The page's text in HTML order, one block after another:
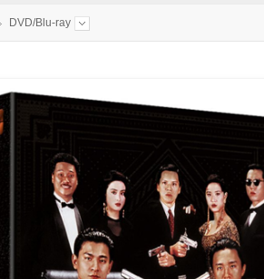
DVD/Blu-ray